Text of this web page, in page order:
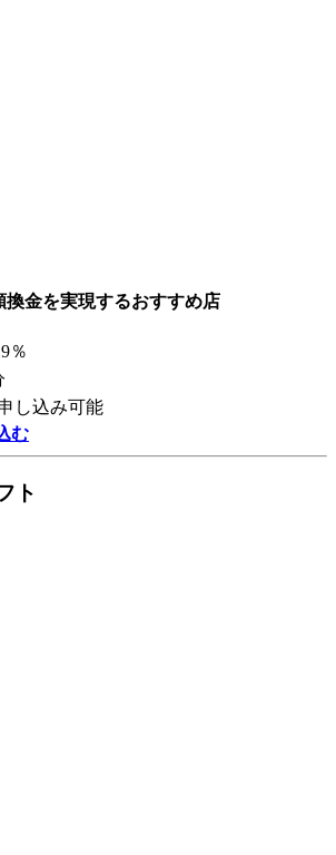
換金を実現するおすすめ店
％
し込み可能
む
ト